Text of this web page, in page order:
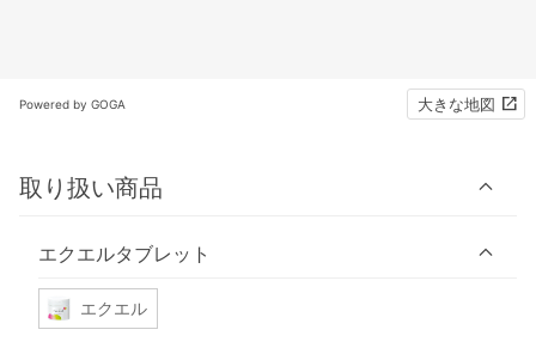
Powered by GOGA 大きな地図
取り扱い商品
エクエルタブレット
エクエル